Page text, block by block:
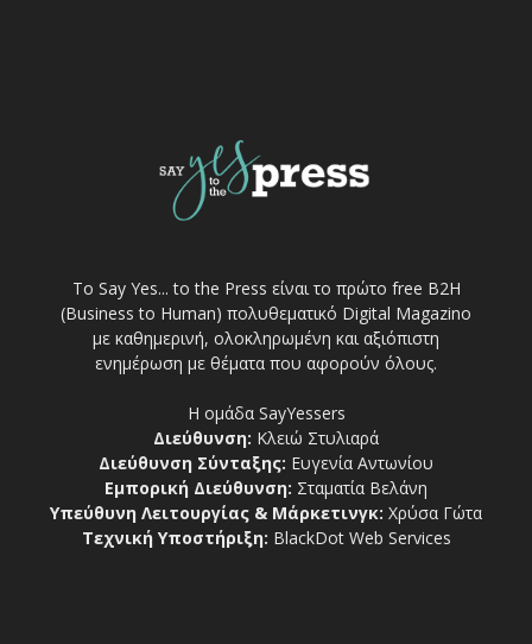
Το Say Yes... to the Press είναι το πρώτο free Β2Η
(Business to Human) πολυθεματικό Digital Magazino
με καθημερινή, ολοκληρωμένη και αξιόπιστη
ενημέρωση με θέματα που αφορούν όλους.
Η ομάδα SayYessers
Διεύθυνση: Κλειώ Στυλιαρά
Διεύθυνση Σύνταξης: Ευγενία Αντωνίου
Εμπορική Διεύθυνση: Σταματία Βελάνη
Υπεύθυνη Λειτουργίας & Μάρκετινγκ: Χρύσα Γώτα
Τεχνική Υποστήριξη: BlackDot Web Services